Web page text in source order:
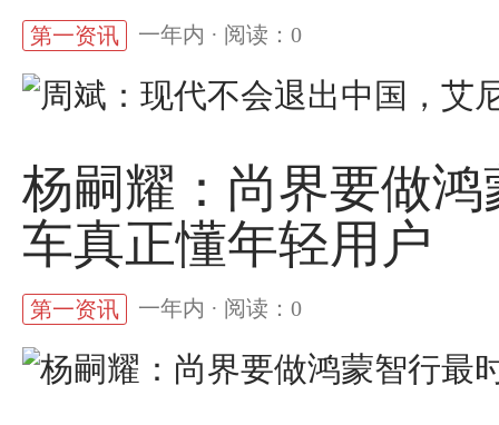
第一资讯 一年内 · 阅读：0
杨嗣耀：尚界要做
车真正懂年轻用户
第一资讯 一年内 · 阅读：0